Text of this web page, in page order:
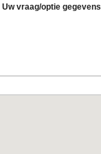
Uw vraag/optie gegevens